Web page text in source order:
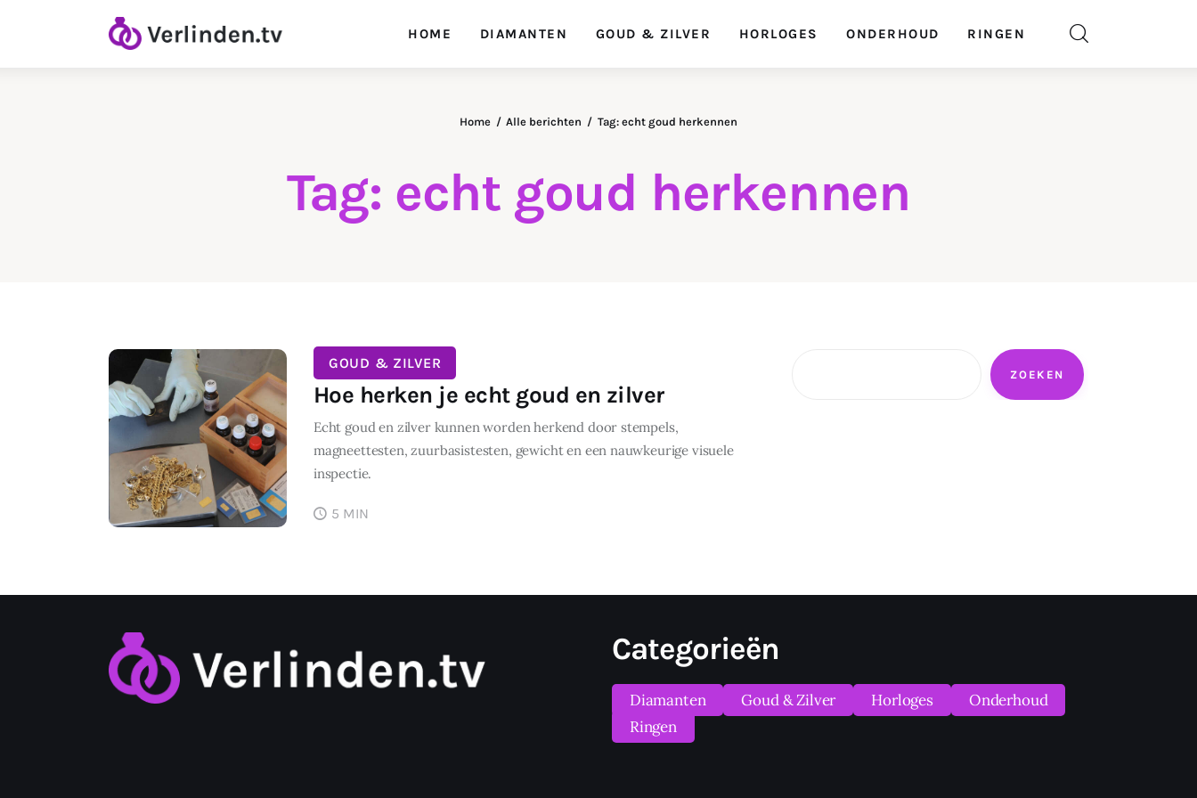
HOME DIAMANTEN GOUD & ZILVER HORLOGES ONDERHOUD RINGEN
Tag: echt goud herkennen
Home Alle berichten Tag: echt goud herkennen
GOUD & ZILVER
Hoe herken je echt goud en zilver
Echt goud en zilver kunnen worden herkend door stempels,
magneettesten, zuurbasistesten, gewicht en een nauwkeurige visuele
inspectie.
5 MIN
ZOEKEN
Categorieën
Diamanten Goud & Zilver Horloges
Onderhoud
Ringen